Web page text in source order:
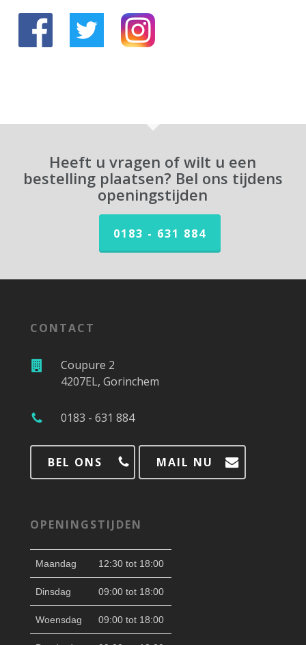
Heeft u vragen of wilt u een
bestelling plaatsen? Bel ons tijdens
openingstijden
0183 - 631 884
CONTACT
Coupure 2
4207EL, Gorinchem
0183 - 631 884
BEL ONS MAIL NU
OPENINGSTIJDEN
Maandag 12:30 tot 18:00
Dinsdag 09:00 tot 18:00
Woensdag 09:00 tot 18:00